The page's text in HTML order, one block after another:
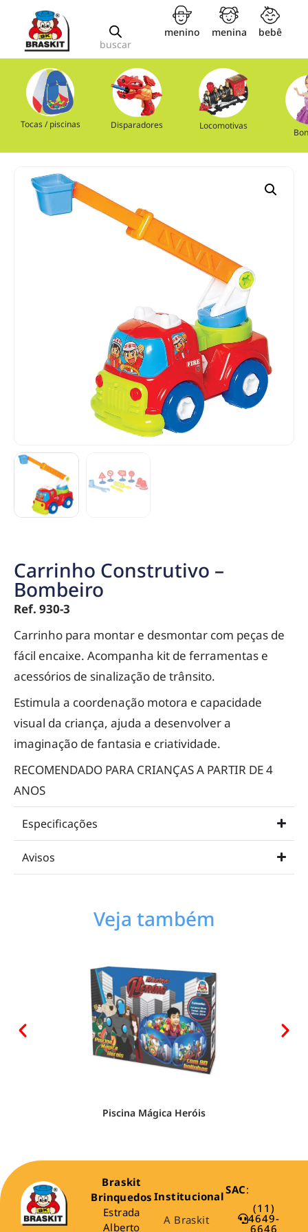
buscar
menino menina bebê
Tocas / piscinas Disparadores Locomotivas
Carrinho Construtivo –
Bombeiro
Ref. 930-3
Carrinho para montar e desmontar com peças de
fácil encaixe. Acompanha kit de ferramentas e
acessórios de sinalização de trânsito.
Estimula a coordenação motora e capacidade
visual da criança, ajuda a desenvolver a
imaginação de fantasia e criatividade.
RECOMENDADO PARA CRIANÇAS A PARTIR DE 4
ANOS
Especificações
Avisos
Veja também
Piscina Mágica Heróis
Braskit
Brinquedos
Estrada
Alberto
Institucional
A Braskit
SAC:
(11)
4649-
6646